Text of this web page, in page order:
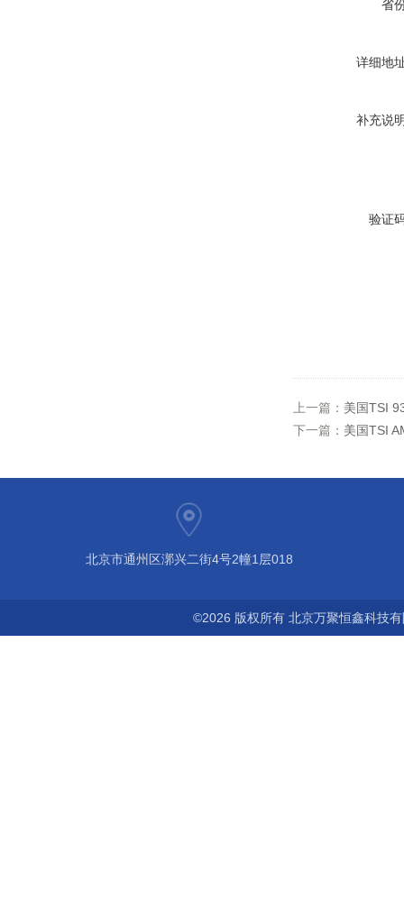
省
详细地
补充说
验证
上一篇： 美国TSI
下一篇： 美国TSI
北京市通州区漷兴二街4号2幢1层018
©2026 版权所有 北京万聚恒鑫科技